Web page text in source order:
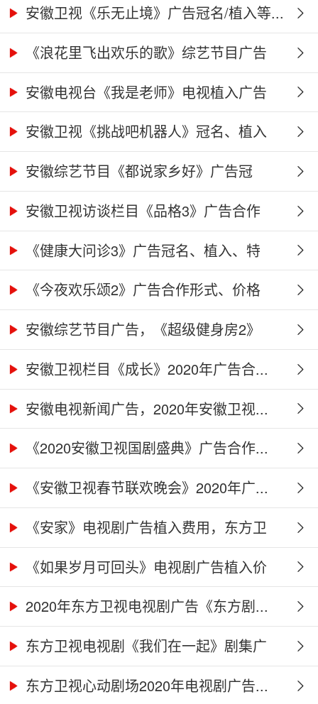
告...安徽卫视《乐无止境》广告冠名/植入等...
《浪花里飞出欢乐的歌》综艺节目广告
冠...安徽电视台《我是老师》电视植入广告
价...安徽卫视《挑战吧机器人》冠名、植入
广...安徽综艺节目《都说家乡好》广告冠
名、...
安徽卫视访谈栏目《品格3》广告合作
权...《健康大问诊3》广告冠名、植入、特
别...《今夜欢乐颂2》广告合作形式、价格
及...安徽综艺节目广告，《超级健身房2》
广...安徽卫视栏目《成长》2020年广告合...
安徽电视新闻广告，2020年安徽卫视...
《2020安徽卫视国剧盛典》广告合作...
《安徽卫视春节联欢晚会》2020年广...
《安家》电视剧广告植入费用，东方卫
视...《如果岁月可回头》电视剧广告植入价
格...2020年东方卫视电视剧广告《东方剧...
东方卫视电视剧《我们在一起》剧集广
告...东方卫视心动剧场2020年电视剧广告...